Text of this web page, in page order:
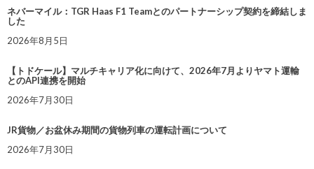
ネバーマイル：TGR Haas F1 Teamとのパートナーシップ契約を締結しま
した
2026年8月5日
【トドケール】マルチキャリア化に向けて、2026年7月よりヤマト運輸
とのAPI連携を開始
2026年7月30日
JR貨物／お盆休み期間の貨物列車の運転計画について
2026年7月30日